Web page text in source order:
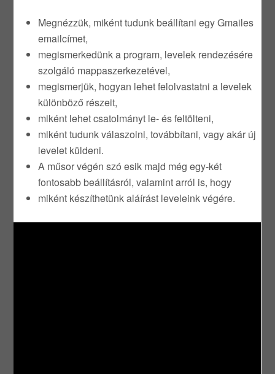
Megnézzük, miként tudunk beállítani egy Gmailes
emailcímet,
megismerkedünk a program, levelek rendezésére
szolgáló mappaszerkezetével,
megismerjük, hogyan lehet felolvastatni a levelek
különböző részeit,
miként lehet csatolmányt le- és feltölteni,
miként tudunk válaszolni, továbbítani, vagy akár új
levelet küldeni.
A műsor végén szó esik majd még egy-két
fontosabb beállításról, valamint arról is, hogy
miként készíthetünk aláírást leveleink végére.